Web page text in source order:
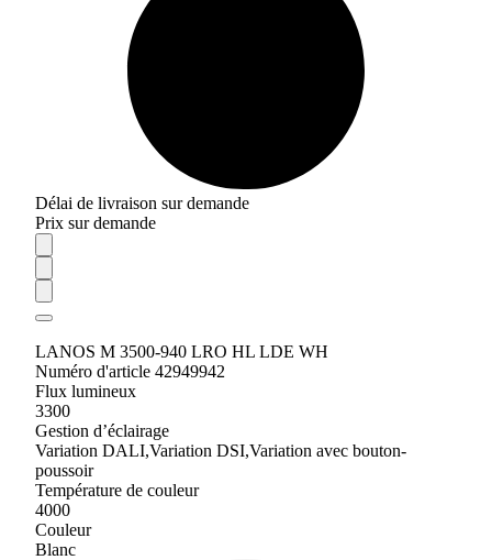
Délai de livraison sur demande
Prix sur demande
LANOS M 3500-940 LRO HL LDE WH
Numéro d'article 42949942
Flux lumineux
3300
Gestion d’éclairage
Variation DALI,Variation DSI,Variation avec bouton-
poussoir
Température de couleur
4000
Couleur
Blanc